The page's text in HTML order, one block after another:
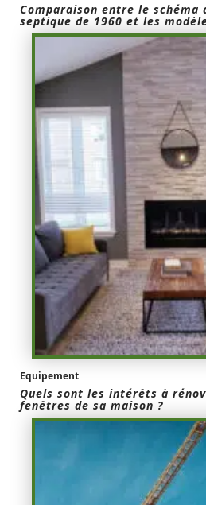
Comparaison entre le schéma
septique de 1960 et les
Equipement
Quels sont les intérêts à
fenêtres de sa maison ?